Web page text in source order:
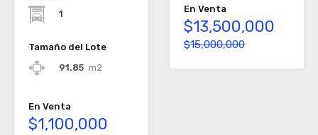
1
Tamaño del Lote
91.85 m2
En Venta
$1,100,000
En Venta
$13,500,000
$15,000,000